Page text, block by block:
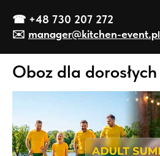
☎ +48 730 207 272
✉️ manager@kitchen-event.pl
Oboz dla dorosłych